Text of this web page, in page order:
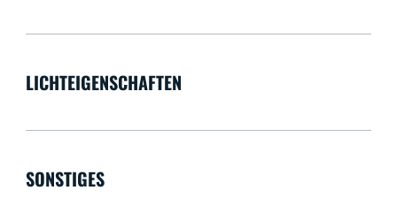
LICHTEIGENSCHAFTEN
SONSTIGES